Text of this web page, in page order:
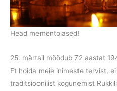
Head mementolased!
25. märtsil möödub 72 aastat
Et hoida meie inimeste tervist,
traditsioonilist kogunemist